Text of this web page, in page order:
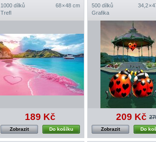
1000 dílků
68 × 48 cm
Trefl
189 Kč
Do košíku
Zobrazit
500 dílků
34,2 ×
Grafika
209 Kč
Do
Zobrazit